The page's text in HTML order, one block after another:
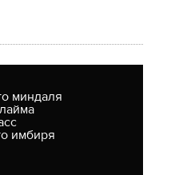
миндаля
имбиря